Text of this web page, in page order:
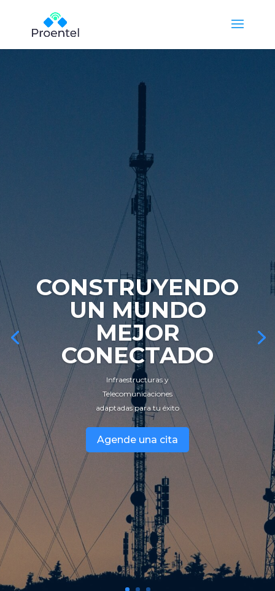
CONSTRUYENDO
UN MUNDO
MEJOR
CONECTADO
Infraestructuras y
Telecomunicaciones
adaptadas para tu éxito
Agende una cita